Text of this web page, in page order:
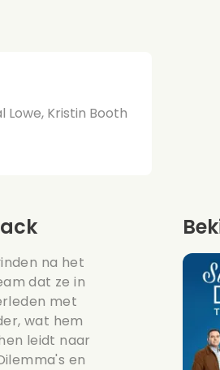
Lowe, Kristin Booth
na het
dat ze in
met
wat hem
leidt naar
en